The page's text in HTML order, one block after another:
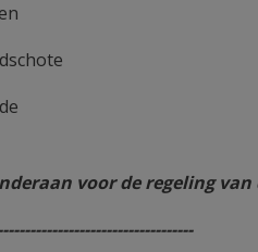
voor de regeling